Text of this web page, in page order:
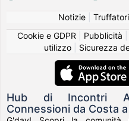
Notizie| Truffatori
Cookie e GDPR
Pubblicità
utilizzo| Sicurezza
Hub di Incontri
Connessioni da Costa